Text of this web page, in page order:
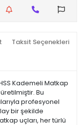
Taksit Seçenekleri
Kademeli Matkap
Bu
profesyonel
bir şekilde
uçları, her türlü